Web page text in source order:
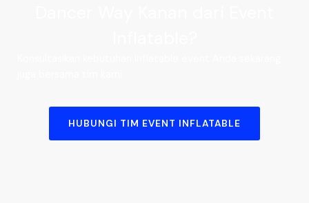
HUBUNGI TIM EVENT INFLATABLE